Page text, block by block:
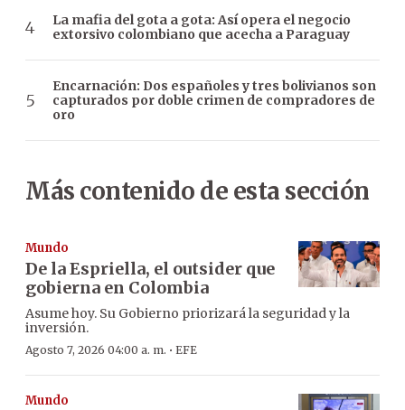
La mafia del gota a gota: Así opera el negocio
extorsivo colombiano que acecha a Paraguay
Encarnación: Dos españoles y tres bolivianos son
capturados por doble crimen de compradores de
oro
Más contenido de esta sección
Mundo
De la Espriella, el outsider que
gobierna en Colombia
Asume hoy. Su Gobierno priorizará la seguridad y la
inversión.
Agosto 7, 2026 04:00 a. m. · EFE
Mundo